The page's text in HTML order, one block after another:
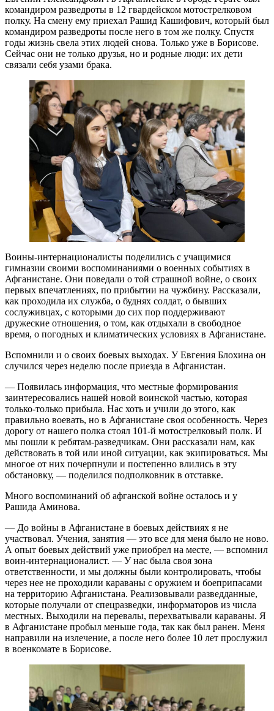
командиром разведроты в 12 гвардейском мотострелковом
полку. На смену ему приехал Рашид Кашифович, который был
командиром разведроты после него в том же полку. Спустя
годы жизнь свела этих людей снова. Только уже в Борисове.
Сейчас они не только друзья, но и родные люди: их дети
связали себя узами брака.
Воины-интернационалисты поделились с учащимися
гимназии своими воспоминаниями о военных событиях в
Афганистане. Они поведали о той страшной войне, о своих
первых впечатлениях, по прибытии на чужбину. Рассказали,
как проходила их служба, о буднях солдат, о бывших
сослуживцах, с которыми до сих пор поддерживают
дружеские отношения, о том, как отдыхали в свободное
время, о погодных и климатических условиях в Афганистане.
Вспомнили и о своих боевых выходах. У Евгения Блохина он
случился через неделю после приезда в Афганистан.
— Появилась информация, что местные формирования
заинтересовались нашей новой воинской частью, которая
только-только прибыла. Нас хоть и учили до этого, как
правильно воевать, но в Афганистане своя особенность. Через
дорогу от нашего полка стоял 101-й мотострелковый полк. И
мы пошли к ребятам-разведчикам. Они рассказали нам, как
действовать в той или иной ситуации, как экипироваться. Мы
многое от них почерпнули и постепенно влились в эту
обстановку, — поделился подполковник в отставке.
Много воспоминаний об афганской войне осталось и у
Рашида Аминова.
— До войны в Афганистане в боевых действиях я не
участвовал. Учения, занятия — это все для меня было не ново.
А опыт боевых действий уже приобрел на месте, — вспомнил
воин-интернационалист. — У нас была своя зона
ответственности, и мы должны были контролировать, чтобы
через нее не проходили караваны с оружием и боеприпасами
на территорию Афганистана. Реализовывали разведданные,
которые получали от спецразведки, информаторов из числа
местных. Выходили на перевалы, перехватывали караваны. Я
в Афганистане пробыл меньше года, так как был ранен. Меня
направили на излечение, а после него более 10 лет прослужил
в военкомате в Борисове.